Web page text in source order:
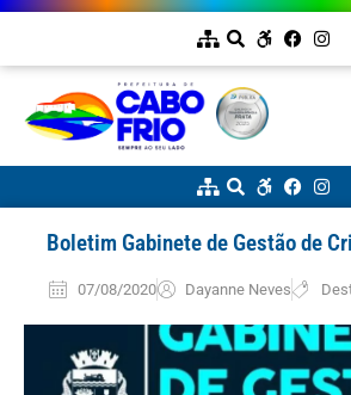
Boletim Gabinete de Gestão de
07/08/2020 Dayanne Neves